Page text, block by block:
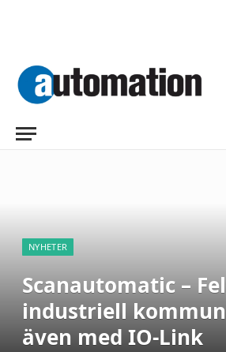
NYHETER
Scanautomatic –
industriell
även med IO-Link